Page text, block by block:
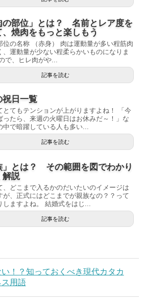
の部位」とは？ 名前とレア度を
、焼肉をもっと楽しもう
位の名称 （赤身） 肉は運動量が多い程筋肉
、運動量が少ない程柔らかいものになりま
で、ヒレ肉がや...
記事を読む
祝日一覧
とてもテンションが上がりますよね！ 「今
ったら、来週の火曜日はお休みだ～！」な
中で暗躍している人も多い...
記事を読む
」とは？ その範囲を図でわかり
解説
、どこまで入るかのだいたいのイメージは
が、正式にはどこまでが親族なの？？って
しますよね。 結婚式をはじ...
記事を読む
！？知っておくべき現代カタカ
用語